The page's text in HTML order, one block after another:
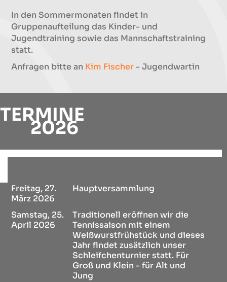
In den Sommermonaten findet in
Gruppenaufteilung das Kinder- und
Jugendtraining sowie das Mannschaftstraining
statt.
Anfragen bitte an Kim Fischer - Jugendwartin
TERMINE
2026
Freitag, 27.
März 2026
Hauptversammlung
Samstag, 25.
April 2026
Traditionell eröffnen wir die
Tennissaison mit einem
Weißwurstfrühstück und dieses
Jahr findet zusätzlich unser
Schleifchenturnier statt. Für
Groß und Klein - für Alt und
Jung